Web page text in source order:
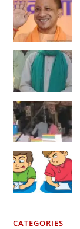
CATEGORIES